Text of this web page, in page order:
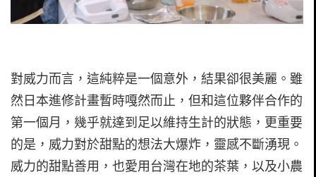
對威力而言，這純粹是一個意外，結果卻很美麗。雖
然日本進修計畫暫時嘎然而止，但和這位夥伴合作的
第一個月，幾乎就達到足以維持生計的狀態，更重要
的是，威力對於甜點的想法大爆炸，靈感不斷湧現。
威力的甜點善用，也愛用台灣在地的茶葉，以及小農